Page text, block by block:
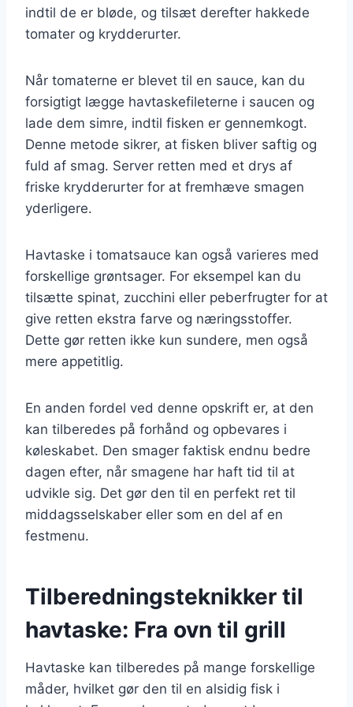
indtil de er bløde, og tilsæt derefter hakkede
tomater og krydderurter.
Når tomaterne er blevet til en sauce, kan du
forsigtigt lægge havtaskefileterne i saucen og
lade dem simre, indtil fisken er gennemkogt.
Denne metode sikrer, at fisken bliver saftig og
fuld af smag. Server retten med et drys af
friske krydderurter for at fremhæve smagen
yderligere.
Havtaske i tomatsauce kan også varieres med
forskellige grøntsager. For eksempel kan du
tilsætte spinat, zucchini eller peberfrugter for at
give retten ekstra farve og næringsstoffer.
Dette gør retten ikke kun sundere, men også
mere appetitlig.
En anden fordel ved denne opskrift er, at den
kan tilberedes på forhånd og opbevares i
køleskabet. Den smager faktisk endnu bedre
dagen efter, når smagene har haft tid til at
udvikle sig. Det gør den til en perfekt ret til
middagsselskaber eller som en del af en
festmenu.
Tilberedningsteknikker til
havtaske: Fra ovn til grill
Havtaske kan tilberedes på mange forskellige
måder, hvilket gør den til en alsidig fisk i